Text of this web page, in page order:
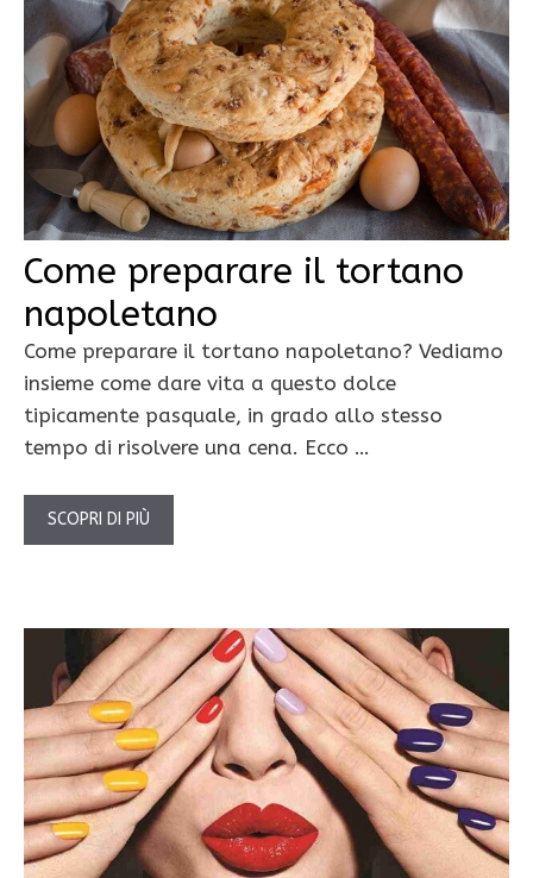
Come preparare il tortano
napoletano
Come preparare il tortano napoletano? Vediamo
insieme come dare vita a questo dolce
tipicamente pasquale, in grado allo stesso
tempo di risolvere una cena. Ecco …
SCOPRI DI PIÙ